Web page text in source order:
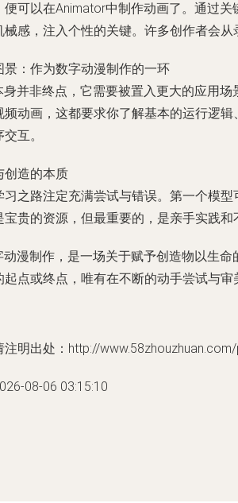
便可以在Animator中制作动画了。通过
感，注入个性的关键。许多创作者会
景：作为数字动漫制作的一环
身并非终点，它需要被置入更大的应用
频动画，这都要求你了解基本的运行逻
互。
创造的本质
习之路注定充满尝试与错误。第一个模
贵的资源，但最重要的，是亲手实践
动漫制作，是一场关于赋予创造物以生
起点或终点，唯有在不断的动手尝试与审
注明出处：http://
08-06 03:15:10